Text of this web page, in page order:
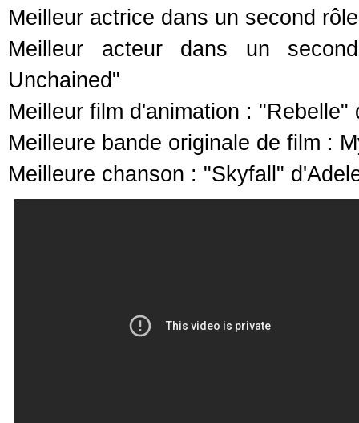
Meilleur actrice dans un second
Meilleur acteur dans un
Unchained"
Meilleur film d'animation :
Meilleure bande originale de film :
Meilleure chanson : "Skyfall"